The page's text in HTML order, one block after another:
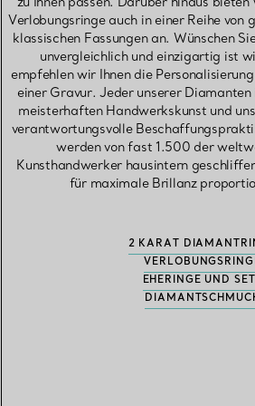
Verlobungsringe auch in einer Reihe von
klassischen Fassungen an. Wünschen
unvergleichlich und einzigartig ist
empfehlen wir Ihnen die
einer Gravur. Jeder unserer
meisterhaften Handwerkskunst und
verantwortungsvolle
werden von fast 1.500 der
Kunsthandwerker hausintern
für maximale Brillanz
2 KARAT
EHERINGE UND